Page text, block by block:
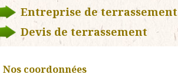
Entreprise de terrassement
Devis de terrassement
Nos coordonnées